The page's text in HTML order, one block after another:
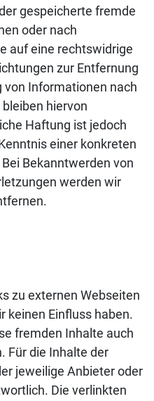
gespeicherte fremde
oder nach
auf eine rechtswidrige
zur Entfernung
von Informationen nach
hiervon
Haftung ist jedoch
einer konkreten
Bekanntwerden von
werden wir
zu externen Webseiten
keinen Einfluss haben.
fremden Inhalte auch
Für die Inhalte der
jeweilige Anbieter oder
Die verlinkten